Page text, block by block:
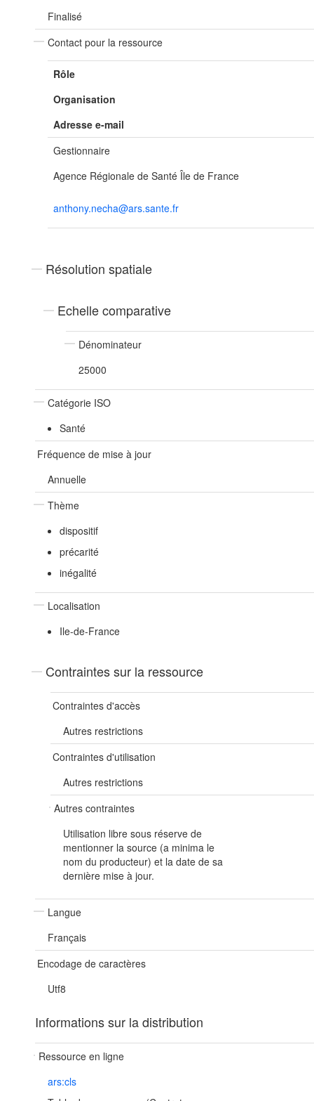
Finalisé
Contact pour la ressource
Rôle
Organisation
Adresse e-mail
Gestionnaire
Agence Régionale de Santé Île de France
anthony.necha@ars.sante.fr
Résolution spatiale
Echelle comparative
Dénominateur
25000
Catégorie ISO
Santé
Fréquence de mise à jour
Annuelle
Thème
dispositif
précarité
inégalité
Localisation
Ile-de-France
Contraintes sur la ressource
Contraintes d'accès
Autres restrictions
Contraintes d'utilisation
Autres restrictions
Autres contraintes
Utilisation libre sous réserve de
mentionner la source (a minima le
nom du producteur) et la date de sa
dernière mise à jour.
Langue
Français
Encodage de caractères
Utf8
Informations sur la distribution
Ressource en ligne
ars:cls